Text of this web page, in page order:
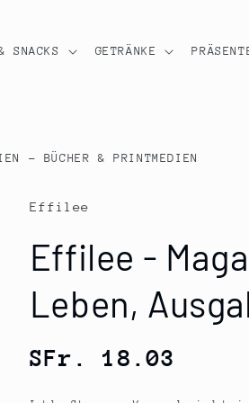
SNACKS GETRÄNKE
- BÜCHER & PRINTMEDIEN
Effilee
Effilee -
Leben,
Normaler
SFr. 18.03